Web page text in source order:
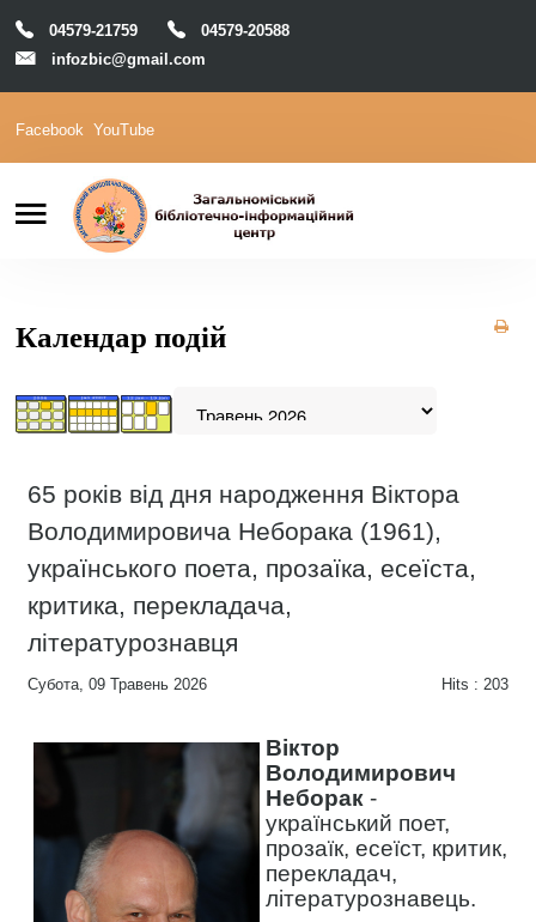
Головна
Відділи
М-Архів
04579-21759
04579-20588
infozbic@gmail.com
Пошук
Facebook YouTube
Календар подій
65 років від дня народження Віктора
Володимировича Неборака (1961),
українського поета, прозаїка, есеїста,
критика, перекладача,
літературознавця
Субота, 09 Травень 2026 Hits : 203
Віктор
Володимирович
Неборак -
український поет,
прозаїк, есеїст, критик,
перекладач,
літературознавець.